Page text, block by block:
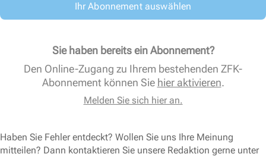
Ihr Abonnement auswählen
Sie haben bereits ein Abonnement?
Den Online-Zugang zu Ihrem bestehenden ZFK-
Abonnement können Sie hier aktivieren.
Melden Sie sich hier an.
Haben Sie Fehler entdeckt? Wollen Sie uns Ihre Meinung
mitteilen? Dann kontaktieren Sie unsere Redaktion gerne unter